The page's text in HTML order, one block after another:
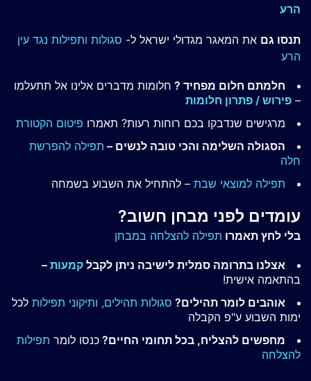
הרע
תנסו גם את המאגר מגדולי ישראל ל- סגולות ותפילות נגד עין
הרע
חלמתם חלום מפחיד ? חלומות מדברים אלינו אל תתעלמו
– פירוש / פתרון חלומות
מרגישים שנדבקו בכם רוחות רעות? תאמרו פיטום הקטורת
הסגולה השלימה והכי טובה לנשים – תפילה להפרשת
חלה
תפילה למוצאי שבת – להתחיל את השבוע בשמחה
עומדים לפני מבחן חשוב?
בלי לחץ תאמרו תפילה להצלחה במבחן
אצלנו בתרומה סמלית לישיבה ניתן לקבל קמעות –
בהתאמה אישית!
אוהבים לומר תהילים? סגולות תהילים, ותיקוני תפילות לכל
ימות השבוע ע"פ הקבלה
מחפשים להצליח, בכל תחומי החיים? כנסו לומר תפילות
להצלחה